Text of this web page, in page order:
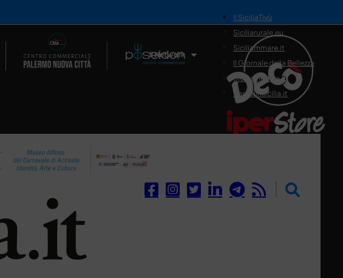
Il Network
il SiciliaTivù
Siciliarurale.eu
Siciliammare.it
Il Giornale della Bellezza
Siciliamedica.it
Sanitainsicilia.it